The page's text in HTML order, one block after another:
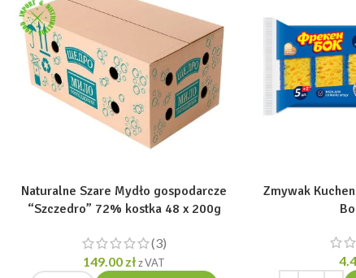
Naturalne Szare Mydło gospodarcze
“Szczedro” 72% kostka 48 x 200g
(3)
149.00 zł z VAT
Zmywak